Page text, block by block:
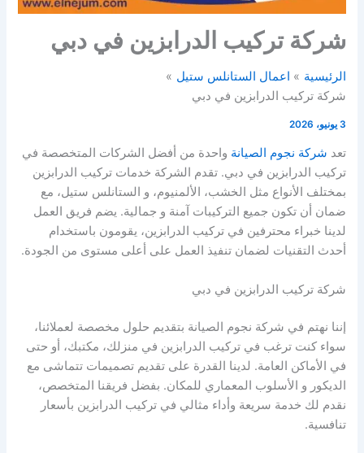
شركة تركيب الدرابزين في دبي
الرئيسية
اعمال الستانلس ستيل
شركة تركيب الدرابزين في دبي
3 يونيو، 2026
تعد شركة نجوم الصيانة واحدة من أفضل الشركات المتخصصة في
تركيب الدرابزين في دبي. تقدم الشركة خدمات تركيب الدرابزين
بمختلف الأنواع مثل الخشب، الألمنيوم، و الستانلس ستيل، مع
ضمان أن تكون جميع التركيبات آمنة و جمالية. يضم فريق العمل
لدينا خبراء محترفين في تركيب الدرابزين، يقومون باستخدام
أحدث التقنيات لضمان تنفيذ العمل على أعلى مستوى من الجودة.
شركة تركيب الدرابزين في دبي
إننا نهتم في شركة نجوم الصيانة بتقديم حلول مخصصة لعملائنا،
سواء كنت ترغب في تركيب الدرابزين في منزلك، مكتبك، أو حتى
في الأماكن العامة. لدينا القدرة على تقديم تصميمات تتماشى مع
الديكور و الأسلوب المعماري للمكان. بفضل فريقنا المتخصص،
نقدم لك خدمة سريعة وأداء مثالي في تركيب الدرابزين بأسعار
تنافسية.